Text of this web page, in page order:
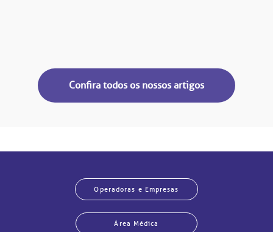
Confira todos os nossos artigos
Operadoras e Empresas
Área Médica